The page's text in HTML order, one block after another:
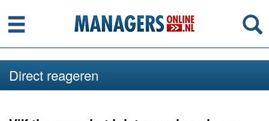
Menu
Direct reageren